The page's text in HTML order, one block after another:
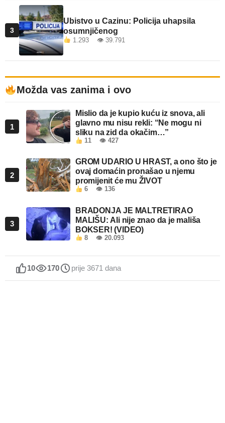
3
Ubistvo u Cazinu: Policija uhapsila
osumnjičenog
1.293 👁 39.791
Možda vas zanima i ovo
1
Mislio da je kupio kuću iz snova, ali
glavno mu nisu rekli: “Ne mogu ni
sliku na zid da okačim…”
11 👁 427
2
GROM UDARIO U HRAST, a ono što je
ovaj domaćin pronašao u njemu
promijenit će mu ŽIVOT
6 👁 136
3
BRADONJA JE MALTRETIRAO
MALIŠU: Ali nije znao da je mališa
BOKSER! (VIDEO)
8 👁 20.093
10 170 prije 3671 dana